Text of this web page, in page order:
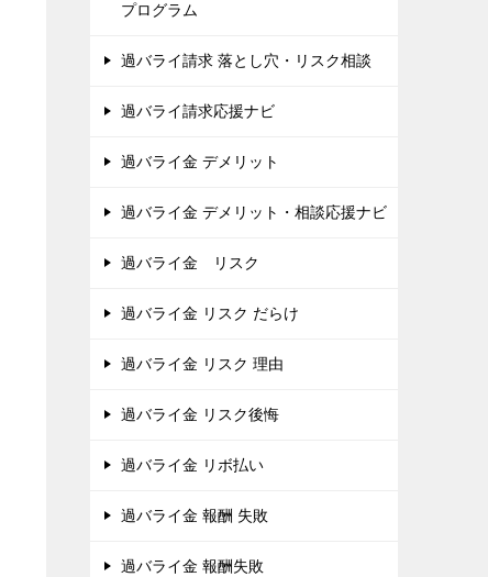
プログラム
過バライ請求 落とし穴・リスク相談
過バライ請求応援ナビ
過バライ金 デメリット
過バライ金 デメリット・相談応援ナビ
過バライ金 リスク
過バライ金 リスク だらけ
過バライ金 リスク 理由
過バライ金 リスク後悔
過バライ金 リボ払い
過バライ金 報酬 失敗
過バライ金 報酬失敗